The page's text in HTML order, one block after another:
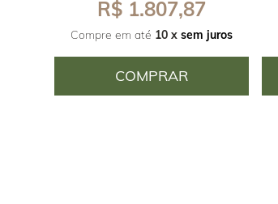
R$ 1.807,87
Compre em até 10 x sem juros
COMPRAR